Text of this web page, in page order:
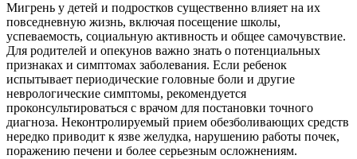
Мигрень у детей и подростков существенно влияет на их
повседневную жизнь, включая посещение школы,
успеваемость, социальную активность и общее самочувствие.
Для родителей и опекунов важно знать о потенциальных
признаках и симптомах заболевания. Если ребенок
испытывает периодические головные боли и другие
неврологические симптомы, рекомендуется
проконсультироваться с врачом для постановки точного
диагноза. Неконтролируемый прием обезболивающих средств
нередко приводит к язве желудка, нарушению работы почек,
поражению печени и более серьезным осложнениям.